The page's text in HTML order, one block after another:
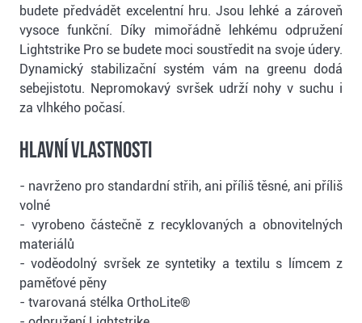
budete předvádět excelentní hru. Jsou lehké a zároveň
vysoce funkční. Díky mimořádně lehkému odpružení
Lightstrike Pro se budete moci soustředit na svoje údery.
Dynamický stabilizační systém vám na greenu dodá
sebejistotu. Nepromokavý svršek udrží nohy v suchu i
za vlhkého počasí.
Hlavní vlastnosti
- navrženo pro standardní střih, ani příliš těsné, ani příliš
volné
- vyrobeno částečně z recyklovaných a obnovitelných
materiálů
- voděodolný svršek ze syntetiky a textilu s límcem z
paměťové pěny
- tvarovaná stélka OrthoLite®